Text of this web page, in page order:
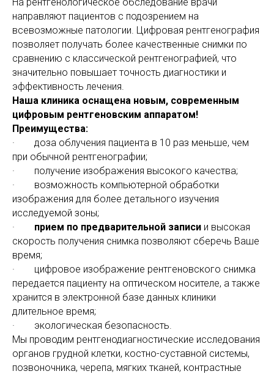
направляют пациентов с подозрением на
всевозможные патологии. Цифровая рентгенография
позволяет получать более качественные снимки по
сравнению с классической рентгенографией, что
значительно повышает точность диагностики и
эффективность лечения.
Наша клиника оснащена новым, современным
цифровым рентгеновским аппаратом!
Преимущества:
· доза облучения пациента в 10 раз меньше, чем
при обычной рентгенографии;
· получение изображения высокого качества;
· возможность компьютерной обработки
изображения для более детального изучения
исследуемой зоны;
· прием по предварительной записи и высокая
скорость получения снимка позволяют сберечь Ваше
время;
· цифровое изображение рентгеновского снимка
передается пациенту на оптическом носителе, а также
хранится в электронной базе данных клиники
длительное время;
· экологическая безопасность.
Мы проводим рентгенодиагностические исследования
органов грудной клетки, костно-суставной системы,
позвоночника, черепа, мягких тканей, контрастные